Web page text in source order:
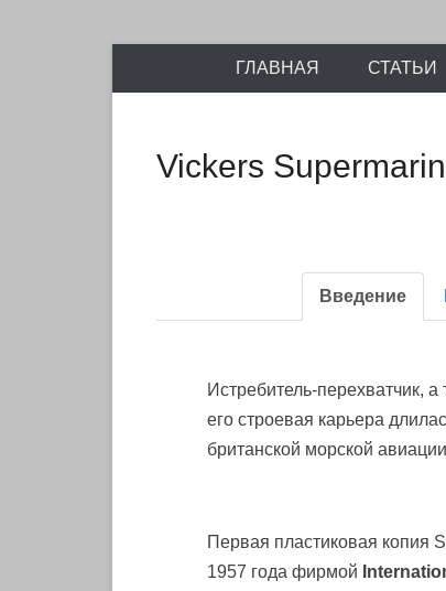
к
Ретро-
ГЛАВНАЯ СТАТЬИ
Vickers
Введение
Истребитель-перехватчик,
его строевая карьера
британской морской
Первая пластиковая копия
1957 года фирмой